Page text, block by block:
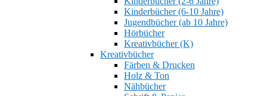
Kinderbücher (6-10 Jahre)
Jugendbücher (ab 10 Jahre)
Hörbücher
Kreativbücher (K)
Kreativbücher
Färben & Drucken
Holz & Ton
Nähbücher